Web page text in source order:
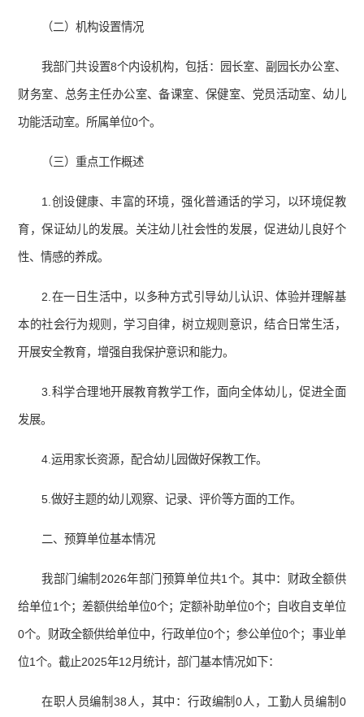
（二）机构设置情况
我部门共设置8个内设机构，包括：园长室、副园长办公室、
财务室、总务主任办公室、备课室、保健室、党员活动室、幼儿
功能活动室。所属单位0个。
（三）重点工作概述
1.创设健康、丰富的环境，强化普通话的学习，以环境促教
育，保证幼儿的发展。关注幼儿社会性的发展，促进幼儿良好个
性、情感的养成。
2.在一日生活中，以多种方式引导幼儿认识、体验并理解基
本的社会行为规则，学习自律，树立规则意识，结合日常生活，
开展安全教育，增强自我保护意识和能力。
3.科学合理地开展教育教学工作，面向全体幼儿，促进全面
发展。
4.运用家长资源，配合幼儿园做好保教工作。
5.做好主题的幼儿观察、记录、评价等方面的工作。
二、预算单位基本情况
我部门编制2026年部门预算单位共1个。其中：财政全额供
给单位1个；差额供给单位0个；定额补助单位0个；自收自支单位
0个。财政全额供给单位中，行政单位0个；参公单位0个；事业单
位1个。截止2025年12月统计，部门基本情况如下：
在职人员编制38人，其中：行政编制0人，工勤人员编制0